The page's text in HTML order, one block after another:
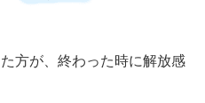
方が、終わった時に解放感